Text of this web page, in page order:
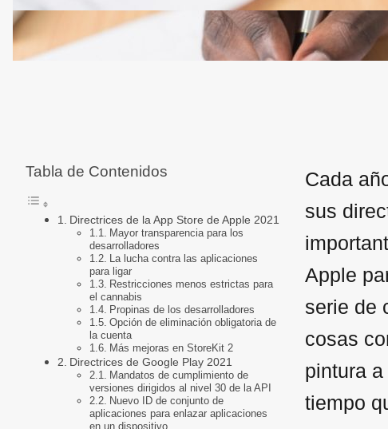
Tabla de Contenidos
Directrices de la App Store de Apple 2021
Mayor transparencia para los
desarrolladores
La lucha contra las aplicaciones
para ligar
Restricciones menos estrictas para
el cannabis
Propinas de los desarrolladores
Opción de eliminación obligatoria de
la cuenta
Más mejoras en StoreKit 2
Directrices de Google Play 2021
Mandatos de cumplimiento de
versiones dirigidos al nivel 30 de la API
Nuevo ID de conjunto de
aplicaciones para enlazar aplicaciones
en un dispositivo
Cada
sus
Apple
serie de
cosas
pintura
tiempo